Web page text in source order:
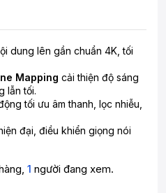
dung lên gần chuẩn 4K, tối
Mapping cải thiện độ sáng
lẫn tối.
tối ưu âm thanh, lọc nhiễu,
đại, điều khiển giọng nói
1 người đang xem.